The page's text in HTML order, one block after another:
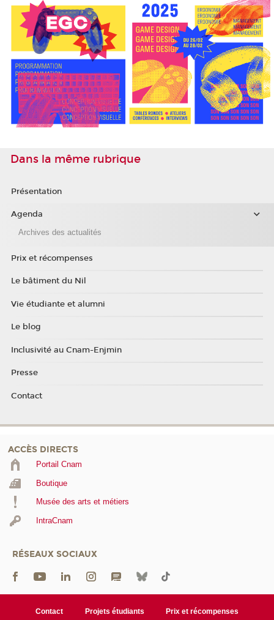
Dans la même rubrique
Présentation
Agenda
Archives des actualités
Prix et récompenses
Le bâtiment du Nil
Vie étudiante et alumni
Le blog
Inclusivité au Cnam-Enjmin
Presse
Contact
ACCÈS DIRECTS
Portail Cnam
Boutique
Musée des arts et métiers
IntraCnam
RÉSEAUX SOCIAUX
Contact Projets étudiants Prix et récompenses